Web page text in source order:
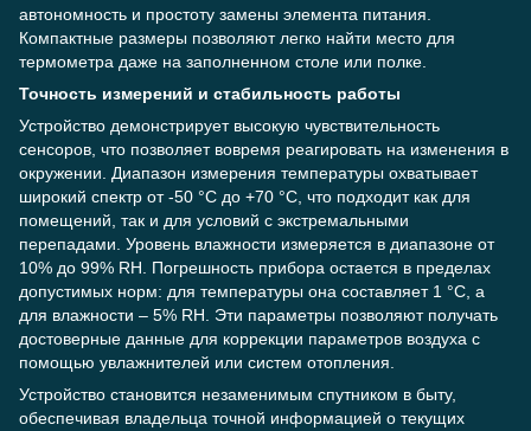
автономность и простоту замены элемента питания.
Компактные размеры позволяют легко найти место для
термометра даже на заполненном столе или полке.
Точность измерений и стабильность работы
Устройство демонстрирует высокую чувствительность
сенсоров, что позволяет вовремя реагировать на изменения в
окружении. Диапазон измерения температуры охватывает
широкий спектр от -50 °C до +70 °C, что подходит как для
помещений, так и для условий с экстремальными
перепадами. Уровень влажности измеряется в диапазоне от
10% до 99% RH. Погрешность прибора остается в пределах
допустимых норм: для температуры она составляет 1 °C, а
для влажности – 5% RH. Эти параметры позволяют получать
достоверные данные для коррекции параметров воздуха с
помощью увлажнителей или систем отопления.
Устройство становится незаменимым спутником в быту,
обеспечивая владельца точной информацией о текущих